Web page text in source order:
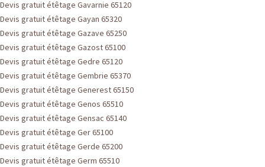
Devis gratuit étêtage Gavarnie 65120
Devis gratuit étêtage Gayan 65320
Devis gratuit étêtage Gazave 65250
Devis gratuit étêtage Gazost 65100
Devis gratuit étêtage Gedre 65120
Devis gratuit étêtage Gembrie 65370
Devis gratuit étêtage Generest 65150
Devis gratuit étêtage Genos 65510
Devis gratuit étêtage Gensac 65140
Devis gratuit étêtage Ger 65100
Devis gratuit étêtage Gerde 65200
Devis gratuit étêtage Germ 65510